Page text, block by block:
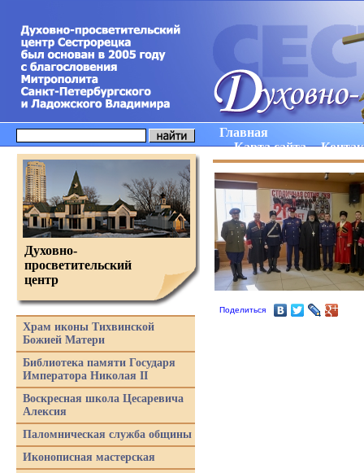
Главная
Карта сайта
Поделиться
Духовно-
просветительский
центр
Храм иконы Тихвинской
Божией Матери
Библиотека памяти Государя
Императора Николая II
Воскресная школа Цесаревича
Алексия
Паломническая служба общины
Иконописная мастерская